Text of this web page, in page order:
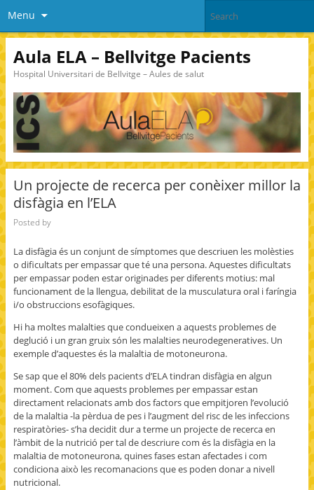
Menu
Aula ELA – Bellvitge Pacients
Hospital Universitari de Bellvitge – Aules de salut
Un projecte de recerca per conèixer millor la
disfàgia en l’ELA
Posted by
La disfàgia és un conjunt de símptomes que descriuen les molèsties
o dificultats per empassar que té una persona. Aquestes dificultats
per empassar poden estar originades per diferents motius: mal
funcionament de la llengua, debilitat de la musculatura oral i faríngia
i/o obstruccions esofàgiques.
Hi ha moltes malalties que condueixen a aquests problemes de
deglució i un gran gruix són les malalties neurodegeneratives. Un
exemple d’aquestes és la malaltia de motoneurona.
Se sap que el 80% dels pacients d’ELA tindran disfàgia en algun
moment. Com que aquests problemes per empassar estan
directament relacionats amb dos factors que empitjoren l’evolució
de la malaltia -la pèrdua de pes i l’augment del risc de les infeccions
respiratòries- s’ha decidit dur a terme un projecte de recerca en
l’àmbit de la nutrició per tal de descriure com és la disfàgia en la
malaltia de motoneurona, quines fases estan afectades i com
condiciona això les recomanacions que es poden donar a nivell
nutricional.